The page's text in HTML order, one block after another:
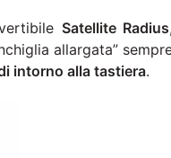
Satellite Radius,
allargata”
intorno alla tastiera.